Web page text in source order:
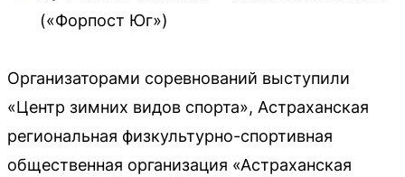
(«Форпост Юг»)
Организаторами соревнований выступили
«Центр зимних видов спорта», Астраханская
региональная физкультурно-спортивная
общественная организация «Астраханская